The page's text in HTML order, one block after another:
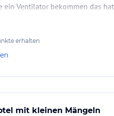
Golfplatz „Santa Ponsa“ liegt ca. 4
Auf rund 350 Quadratmetern laden
Alle Angaben ohne
ein Ventilator bekommen das
erhalten
mit kleinen Mängeln